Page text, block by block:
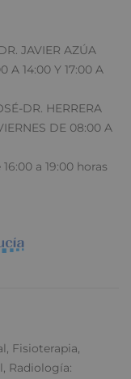
JAVIER AZÚA
A 14:00 Y 17:00 A
DR. HERRERA
DE 08:00 A
a 19:00 horas
Fisioterapia,
Radiología: